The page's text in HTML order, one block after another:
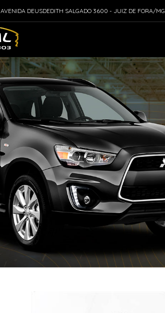
AVENIDA DEUSDEDITH SALGADO 3600 - JUIZ DE FORA/MG